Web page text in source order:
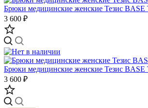
Брюки медицинские женские Тезис BASE
3 600 ₽
Брюки медицинские женские Тезис BASE
3 600 ₽